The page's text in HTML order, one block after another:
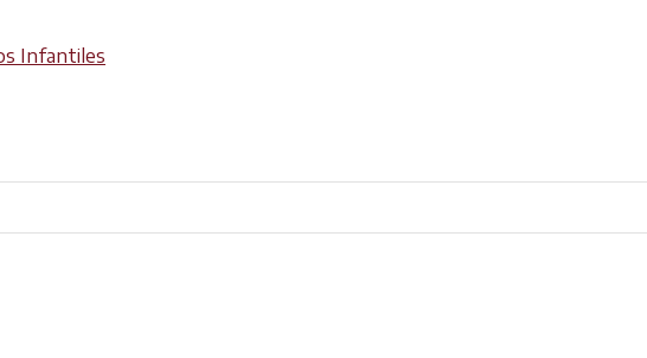
Infantiles